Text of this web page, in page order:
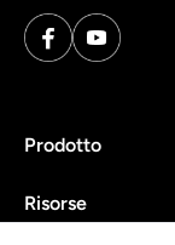
Prodotto
Risorse